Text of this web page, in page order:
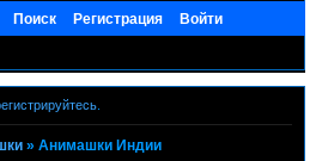
Поиск Регистрация Войти
»Анимашки Индии